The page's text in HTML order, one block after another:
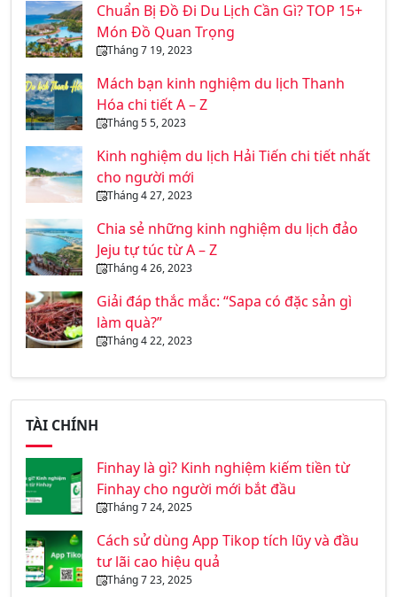
Chuẩn Bị Đồ Đi Du Lịch Cần Gì? TOP 15+
Món Đồ Quan Trọng
Tháng 7 19, 2023
Mách bạn kinh nghiệm du lịch Thanh
Hóa chi tiết A – Z
Tháng 5 5, 2023
Kinh nghiệm du lịch Hải Tiến chi tiết nhất
cho người mới
Tháng 4 27, 2023
Chia sẻ những kinh nghiệm du lịch đảo
Jeju tự túc từ A – Z
Tháng 4 26, 2023
Giải đáp thắc mắc: “Sapa có đặc sản gì
làm quà?”
Tháng 4 22, 2023
TÀI CHÍNH
Finhay là gì? Kinh nghiệm kiếm tiền từ
Finhay cho người mới bắt đầu
Tháng 7 24, 2025
Cách sử dùng App Tikop tích lũy và đầu
tư lãi cao hiệu quả
Tháng 7 23, 2025